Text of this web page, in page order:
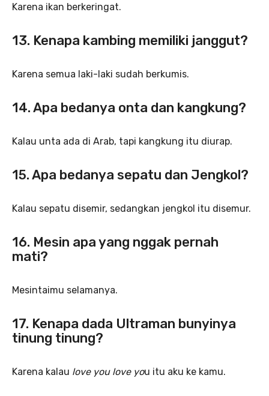
Karena ikan berkeringat.
13. Kenapa kambing memiliki janggut?
Karena semua laki-laki sudah berkumis.
14. Apa bedanya onta dan kangkung?
Kalau unta ada di Arab, tapi kangkung itu diurap.
15. Apa bedanya sepatu dan Jengkol?
Kalau sepatu disemir, sedangkan jengkol itu disemur.
16. Mesin apa yang nggak pernah
mati?
Mesintaimu selamanya.
17. Kenapa dada Ultraman bunyinya
tinung tinung?
Karena kalau love you love you itu aku ke kamu.